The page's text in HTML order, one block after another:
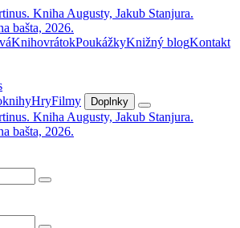
KnihovrátokPoukážkyKnižný blogKontakt
HryFilmy Doplnky